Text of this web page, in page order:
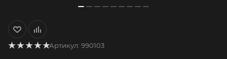
Артикул: 990103